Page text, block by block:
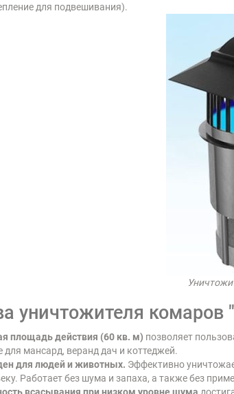
для подвешивания).
уничтожителя комаров
площадь действия (60 кв. м) позволяет
мансард, веранд дач и коттеджей.
для людей и животных. Эффективно
Работает без шума и запаха, а также без
всасывания при низком уровне шума